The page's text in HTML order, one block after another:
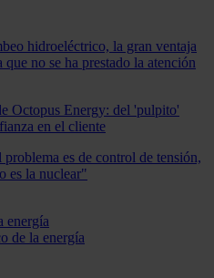
hidroeléctrico, la gran ventaja
no se ha prestado la atención
Octopus Energy: del 'pulpito'
en el cliente
es de control de tensión,
es la nuclear"